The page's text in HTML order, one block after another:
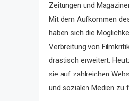
Zeitungen und
Mit dem Aufkommen
haben sich die
Verbreitung von
drastisch erweitert.
sie auf zahlreichen
und sozialen Medien zu